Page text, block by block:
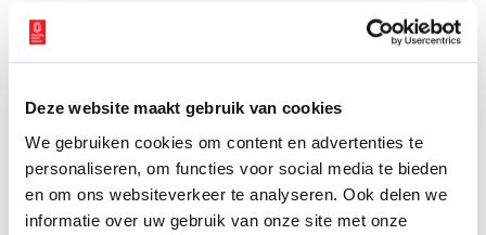
Deze website maakt gebruik van cookies
We gebruiken cookies om content en advertenties te
personaliseren, om functies voor social media te bieden
en om ons websiteverkeer te analyseren. Ook delen we
informatie over uw gebruik van onze site met onze
Achter de drie hoge vensters in het midden ligt de raadzaal.
Boven elk van deze vensters is verlichting aangebracht. Deze
“kijk, men is hier voor ons aan het werk.” Onder de raadzaal en
links daarvan liggen de kamers van het college. Langs de vensters
aan de zuid- en westzijde zijn bloembakken gemaakt, met daarin
de altijd groene hedera en vanaf het voorjaar rode geraniums.